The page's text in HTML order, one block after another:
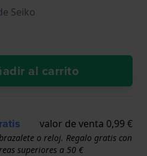
Seiko
al carrito
valor de venta 0,99 €
o reloj. Regalo gratis con
superiores a 50 €